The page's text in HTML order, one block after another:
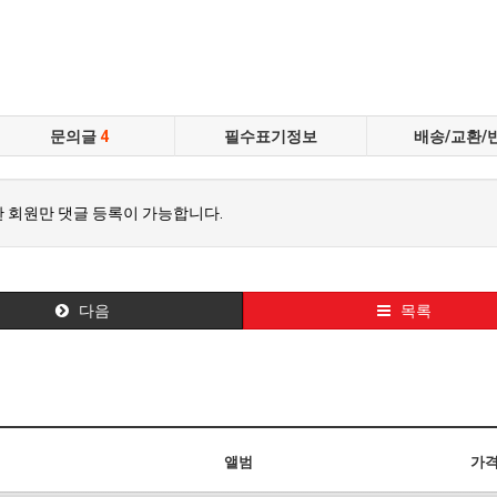
문의글4 필수표기정보 배송/교환/
회원만 댓글 등록이 가능합니다.
다음 목록
앨범 가